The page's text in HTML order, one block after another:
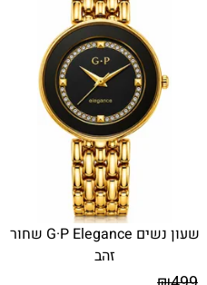
שעון נשים G·P Elegance שחור
זהב